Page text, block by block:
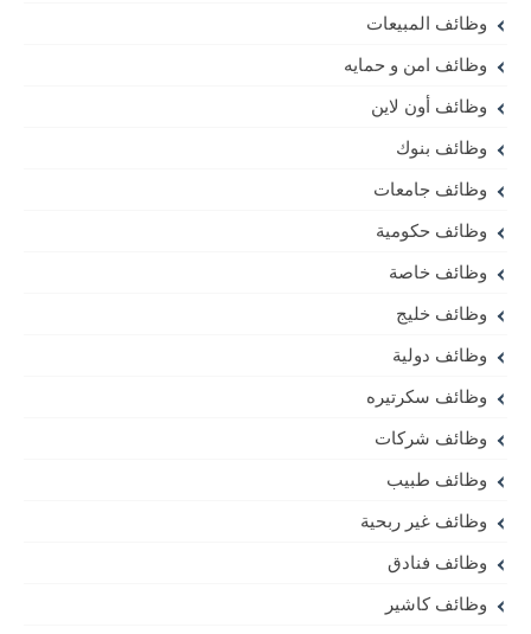
وظائف المبيعات
وظائف امن و حمايه
وظائف أون لاين
وظائف بنوك
وظائف جامعات
وظائف حكومية
وظائف خاصة
وظائف خليج
وظائف دولية
وظائف سكرتيره
وظائف شركات
وظائف طبيب
وظائف غير ربحية
وظائف فنادق
وظائف كاشير